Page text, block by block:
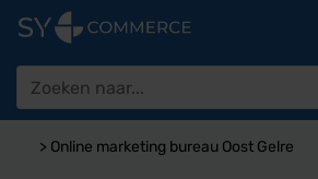
naar
inhoud
> Online marketing bureau Oost Gelre